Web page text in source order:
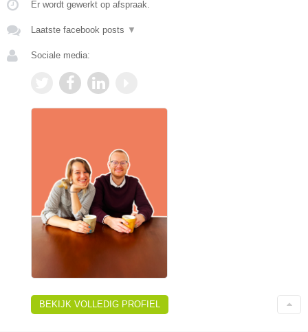
Er wordt gewerkt op afspraak.
Laatste facebook posts ▼
Sociale media:
BEKIJK VOLLEDIG PROFIEL